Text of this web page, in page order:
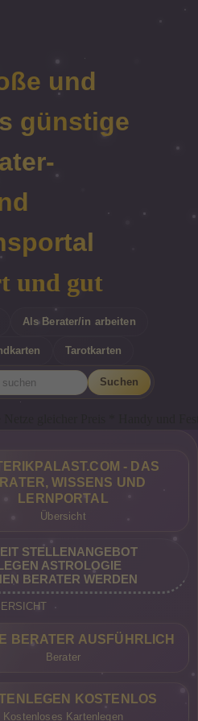
und
günstige
und gut
Als Berater/in arbeiten
Tarotkarten
Suchen
und Festnetz gleicher Preis *
- DAS
WISSENS UND
LERNPORTAL
Übersicht
STELLENANGEBOT
ASTROLOGIE
BERATER WERDEN
BERATER AUSFÜHRLICH
Berater
KOSTENLOS
Kostenloses Kartenlegen